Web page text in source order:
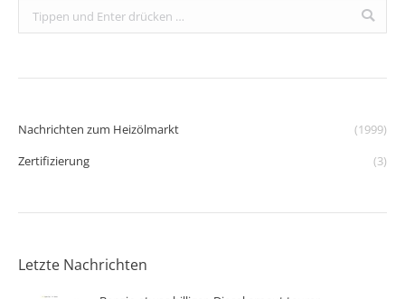
Search:
Nachrichten zum Heizölmarkt
(1999)
Zertifizierung
(3)
Letzte Nachrichten